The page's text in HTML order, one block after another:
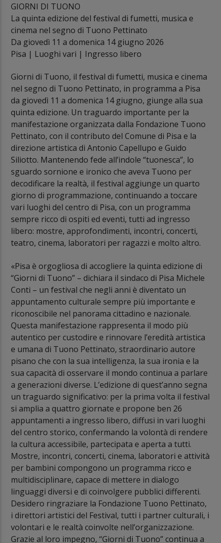
GIORNI DI TUONO
La quinta edizione del festival di fumetti, musica e
cinema nel segno di Tuono Pettinato
Da giovedì 11 a domenica 14 giugno 2026
Pisa | Luoghi vari | Ingresso libero
Giorni di Tuono, il festival di fumetti, musica e cinema
nel segno di Tuono Pettinato, in programma a Pisa
da giovedì 11 a domenica 14 giugno, giunge alla sua
quinta edizione. Un traguardo importante per la
manifestazione organizzata dalla Fondazione Tuono
Pettinato, con il contributo del Comune di Pisa e la
direzione artistica di Antonio Capellupo e Guido
Siliotto. Mantenendo fede all’indole “tuonesca”, lo
sguardo sornione e ironico che aveva Tuono per
decodificare la realtà, il festival aggiunge un quarto
giorno di programmazione, continuando a toccare
vari luoghi del centro di Pisa, con un programma
sempre ricco di ospiti ed eventi, tutti ad ingresso
libero: mostre, approfondimenti, incontri, concerti,
teatro, cinema, laboratori per ragazzi e molto altro.
«Pisa è orgogliosa di accogliere la quinta edizione di
“Giorni di Tuono” – dichiara il sindaco di Pisa Michele
Conti – un festival che negli anni è diventato un
appuntamento culturale sempre più importante e
riconoscibile nel panorama cittadino e nazionale.
Questa manifestazione rappresenta il modo più
autentico per custodire e rinnovare l’eredità artistica
e umana di Tuono Pettinato, straordinario autore
pisano che con la sua intelligenza, la sua ironia e la
sua capacità di osservare il mondo continua a parlare
a generazioni diverse. L’edizione di quest’anno segna
un traguardo significativo: per la prima volta il festival
si amplia a quattro giornate e propone ben 26
appuntamenti a ingresso libero, diffusi in vari luoghi
del centro storico, confermando la volontà di rendere
la cultura accessibile, partecipata e aperta a tutti.
Mostre, incontri, concerti, cinema, laboratori e attività
per bambini compongono un programma ricco e
multidisciplinare, capace di mettere in dialogo
linguaggi diversi e di coinvolgere pubblici differenti.
Desidero ringraziare la Fondazione Tuono Pettinato,
i direttori artistici del Festival, tutti i partner culturali, i
volontari e le realtà coinvolte nell’organizzazione.
Grazie al loro impegno, “Giorni di Tuono” continua a